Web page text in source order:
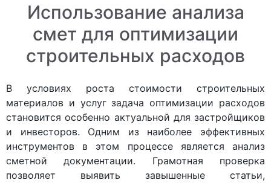
Использование анализа
смет для оптимизации
строительных расходов
В условиях роста стоимости строительных
материалов и услуг задача оптимизации расходов
становится особенно актуальной для застройщиков
и инвесторов. Одним из наиболее эффективных
инструментов в этом процессе является анализ
сметной документации. Грамотная проверка
позволяет выявить завышенные статьи,